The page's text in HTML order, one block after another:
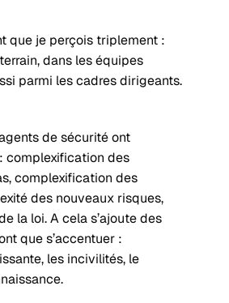
que je perçois triplement :
dans les équipes
parmi les cadres dirigeants.
de sécurité ont
complexification des
complexification des
des nouveaux risques,
la loi. A cela s’ajoute des
que s’accentuer :
les incivilités, le